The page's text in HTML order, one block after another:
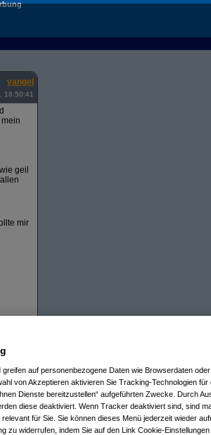
yangel
18:50:41
geil
mir
auf personenbezogene Daten wie Browserdaten
von Akzeptieren aktivieren Sie Tracking-Technologien für
Dienste bereitzustellen“ aufgeführten Zwecke. Durch
diese deaktiviert. Wenn Tracker deaktiviert sind, sind
für Sie. Sie können dieses Menü jederzeit wieder
zu widerrufen, indem Sie auf den Link Cookie-